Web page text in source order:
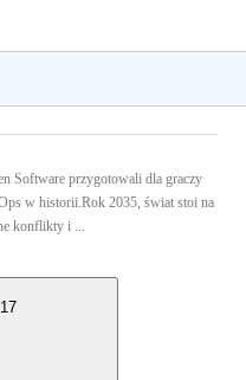
Software przygotowali dla graczy
w historii.Rok 2035, świat stoi na
konflikty i ...
17